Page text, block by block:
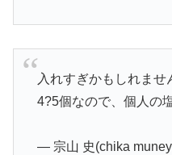
入れすぎかもしれま
4?5個なので、個人の
— 宗山 史(chika